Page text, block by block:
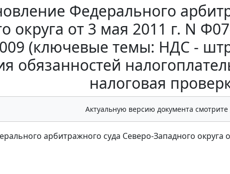
Федерального
округа от 3 мая 2011 г. N
(ключевые темы: НДС -
обязанностей
налоговая
Актуальную версию документа смотрите
арбитражного суда Северо-Западного округа